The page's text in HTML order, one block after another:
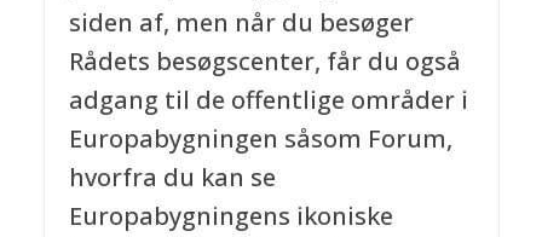
siden af, men når du besøger
Rådets besøgscenter, får du også
adgang til de offentlige områder i
Europabygningen såsom Forum,
hvorfra du kan se
Europabygningens ikoniske